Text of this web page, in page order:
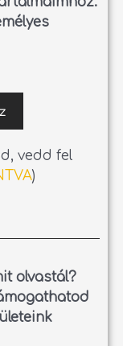
vedd fel
)
olvastál?